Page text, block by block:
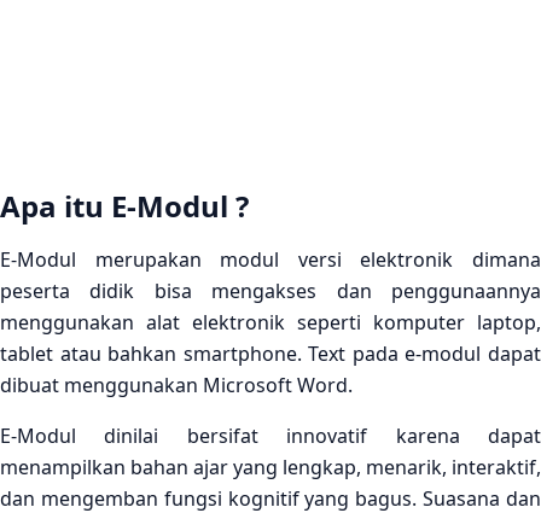
Apa itu E-Modul ?
E-Modul merupakan modul versi elektronik dimana
peserta didik bisa mengakses dan penggunaannya
menggunakan alat elektronik seperti komputer laptop,
tablet atau bahkan smartphone. Text pada e-modul dapat
dibuat menggunakan Microsoft Word.
E-Modul dinilai bersifat innovatif karena dapat
menampilkan bahan ajar yang lengkap, menarik, interaktif,
dan mengemban fungsi kognitif yang bagus. Suasana dan